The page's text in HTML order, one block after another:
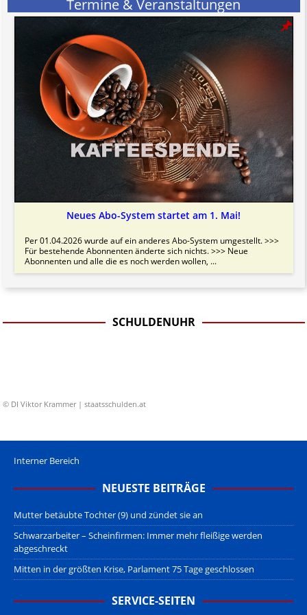
Termine & Veranstaltungen
Neues Abo-System startet am 1. Mai!
Per 01.04.2026 wurde auf ein anderes Abo-System umgestellt. >>>
Für bestehende Abonnenten änderte sich nichts. >>> Neue
Abonnenten und alle die es noch werden wollen, ...
SCHULDENUHR
© DI Viktor Krammer | staatsschulden.at
Interner Bereich
NEUESTE BEITRÄGE
Mutter betäubte Tochter (9) und zündet sie an
Schwarzarbeiter – Scheinfirmen: Immer mehr fleißige werden
abgeschreckt
Mitten in der größten Krise, Parlament 75 Tage geschlossen
SERVICE-SEITEN